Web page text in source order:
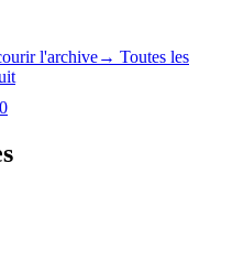
l'archive→ Toutes les